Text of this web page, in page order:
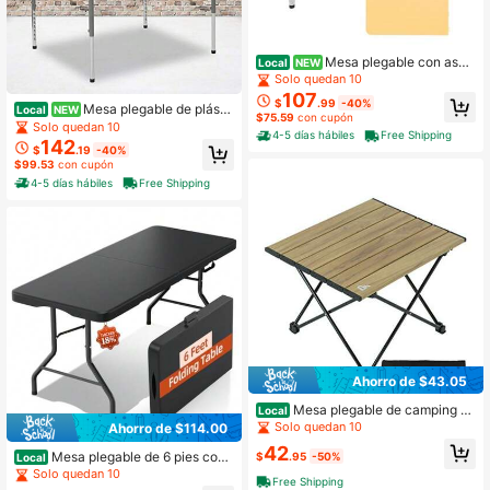
Local NEW Mesa plegable de plásti
co blanco granito con altura ajustab
le de 2.79 pies cuadrados
Solo quedan 10
$142.19 -40%
$99.53 con cupón
4-5 días hábiles
Free Shipping
Ahorro de $114.00
Local Mesa plegable de 6 pies con
asa de transporte: Mesa plegable p
Solo quedan 10
Local NEW Mesa plegable con asa
de transporte, mesa de plástico port
átil plegable a la mitad, mesa rectan
gular plegable para interiores/exteri
ores en hermoso color amarillo
Solo quedan 10
$107.99 -40%
$75.59 con cupón
4-5 días hábiles
Free Shipping
Ahorro de $43.05
Local Mesa plegable de camping ult
raligera y compacta con bolsa de tr
ansporte - S
Solo quedan 10
$42.95 -50%
Free Shipping